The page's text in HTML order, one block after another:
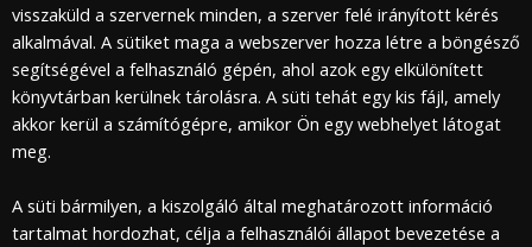
visszaküld a szervernek minden, a szerver felé irányított kérés
alkalmával. A sütiket maga a webszerver hozza létre a böngésző
segítségével a felhasználó gépén, ahol azok egy elkülönített
könyvtárban kerülnek tárolásra. A süti tehát egy kis fájl, amely
akkor kerül a számítógépre, amikor Ön egy webhelyet látogat
meg.
A süti bármilyen, a kiszolgáló által meghatározott információ
tartalmat hordozhat, célja a felhasználói állapot bevezetése a